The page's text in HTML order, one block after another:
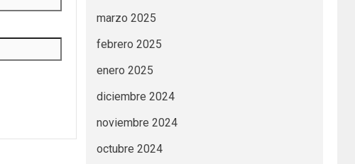
marzo 2025
febrero 2025
enero 2025
diciembre 2024
noviembre 2024
octubre 2024